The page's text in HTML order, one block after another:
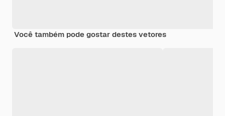
Você também pode gostar destes vetores